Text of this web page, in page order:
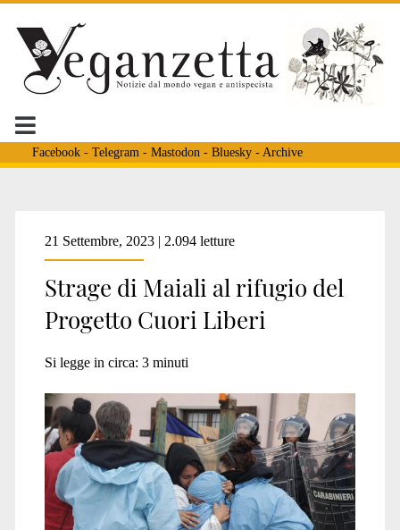
Facebook- Telegram - Mastodon - Bluesky- Archive
Tag:
<span>maiali
pavia</span>
21 Settembre, 2023 | 2.094 letture
Strage di Maiali al rifugio del
Progetto Cuori Liberi
Si legge in circa: 3 minuti